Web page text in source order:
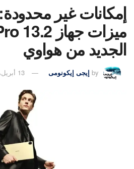
إمكانات غير
الجديد من هواوي
by إيجى إيكونومى 13 أبريل، 2025